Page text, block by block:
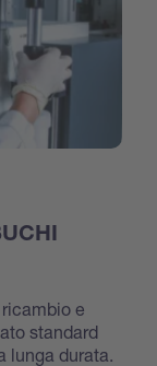
e
standard
lunga durata.